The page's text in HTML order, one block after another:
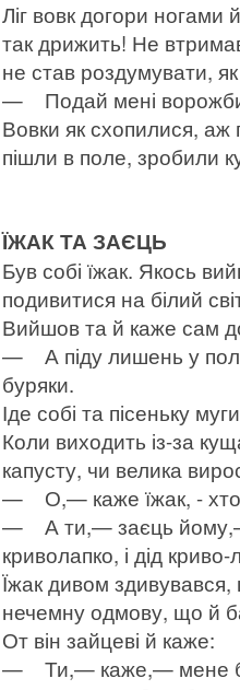
Ліг вовк догори ногами
так дрижить! Не
не став роздумувати,
— Подай мені
Вовки як схопилися, аж
пішли в поле, зробили
ЇЖАК ТА ЗАЄЦЬ
Був собі їжак. Якось
подивитися на білий
Вийшов та й каже сам
— А піду лишень у
буряки.
Іде собі та пісеньку
Коли виходить із-за
капусту, чи велика
— О,— каже їжак, - хто
— А ти,— заєць йому,—
криволапко, і дід
Їжак дивом
нечемну одмову, що й
От він зайцеві й каже:
— Ти,— каже,— мене